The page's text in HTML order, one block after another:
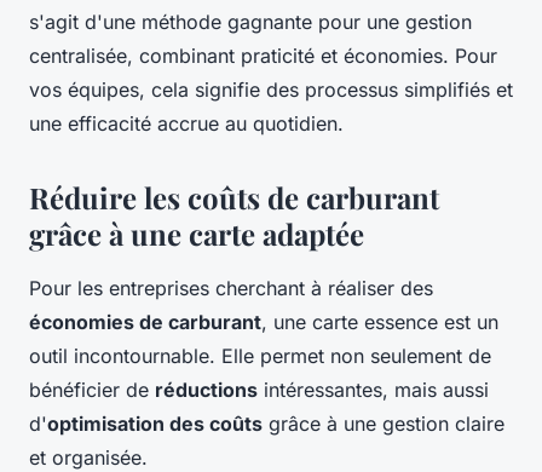
s'agit d'une méthode gagnante pour une gestion
centralisée, combinant praticité et économies. Pour
vos équipes, cela signifie des processus simplifiés et
une efficacité accrue au quotidien.
Réduire les coûts de carburant
grâce à une carte adaptée
Pour les entreprises cherchant à réaliser des
économies de carburant, une carte essence est un
outil incontournable. Elle permet non seulement de
bénéficier de réductions intéressantes, mais aussi
d'optimisation des coûts grâce à une gestion claire
et organisée.